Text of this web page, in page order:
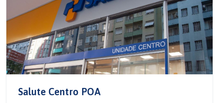
Salute Centro POA